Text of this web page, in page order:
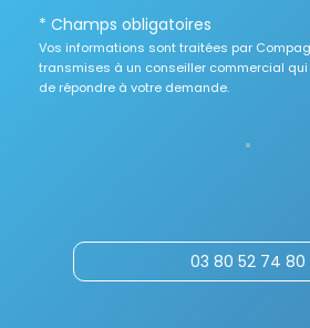
* Champs obligatoires
Vos informations sont traitées par
transmises à un conseiller commercial
de répondre à votre demande.
03 80 52 74 80